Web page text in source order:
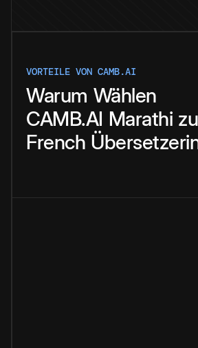
VORTEILE VON CAMB.AI
Warum Wählen
CAMB.AI Marathi zu
French